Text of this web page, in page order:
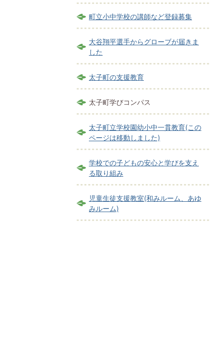
町立小中学校の講師など登録募集
大谷翔平選手からグローブが届きま
した
太子町の支援教育
太子町学びコンパス
太子町立学校園幼小中一貫教育(この
ページは移動しました)
学校での子どもの安心と学びを支え
る取り組み
児童生徒支援教室(和みルーム、あゆ
みルーム)